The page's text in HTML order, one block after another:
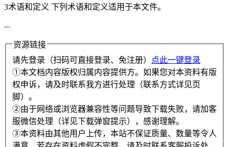
3术语和定义 下列术语和定义适用于本文件。
...
资源链接
请先登录（扫码可直接登录、免注册）
点此一键登录
①本文档内容版权归属内容提供方。如果您对本资料有版
权申诉，请及时联系我方进行处理（联系方式详见页
脚）。
②由于网络或浏览器兼容性等问题导致下载失败，请加客
服微信处理（详见下载弹窗提示），感谢理解。
③本资料由其他用户上传，本站不保证质量、数量等令人